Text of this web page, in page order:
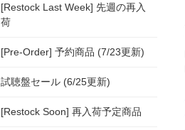
[Restock Last Week] 先週の再入
荷
[Pre-Order] 予約商品 (7/23更新)
試聴盤セール (6/25更新)
[Restock Soon] 再入荷予定商品